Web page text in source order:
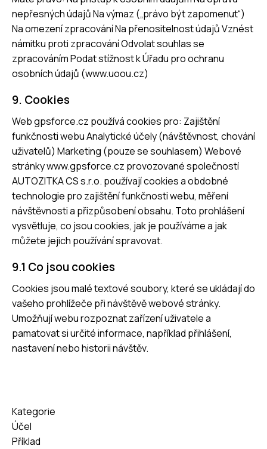
nepřesných údajů Na výmaz („právo být zapomenut“)
Na omezení zpracování Na přenositelnost údajů Vznést
námitku proti zpracování Odvolat souhlas se
zpracováním Podat stížnost k Úřadu pro ochranu
osobních údajů (www.uoou.cz)
9. Cookies
Web gpsforce.cz používá cookies pro: Zajištění
funkčnosti webu Analytické účely (návštěvnost, chování
uživatelů) Marketing (pouze se souhlasem) Webové
stránky www.gpsforce.cz provozované společností
AUTOZITKA CS s.r.o. používají cookies a obdobné
technologie pro zajištění funkčnosti webu, měření
návštěvnosti a přizpůsobení obsahu. Toto prohlášení
vysvětluje, co jsou cookies, jak je používáme a jak
můžete jejich používání spravovat.
9.1 Co jsou cookies
Cookies jsou malé textové soubory, které se ukládají do
vašeho prohlížeče při návštěvě webové stránky.
Umožňují webu rozpoznat zařízení uživatele a
pamatovat si určité informace, například přihlášení,
nastavení nebo historii návštěv.
Kategorie
Účel
Příklad